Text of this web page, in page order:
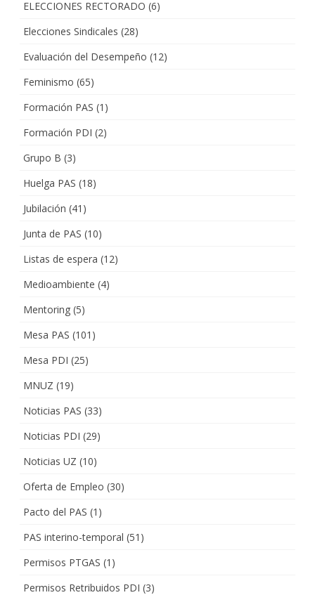
ELECCIONES RECTORADO (6)
Elecciones Sindicales (28)
Evaluación del Desempeño (12)
Feminismo (65)
Formación PAS (1)
Formación PDI (2)
Grupo B (3)
Huelga PAS (18)
Jubilación (41)
Junta de PAS (10)
Listas de espera (12)
Medioambiente (4)
Mentoring (5)
Mesa PAS (101)
Mesa PDI (25)
MNUZ (19)
Noticias PAS (33)
Noticias PDI (29)
Noticias UZ (10)
Oferta de Empleo (30)
Pacto del PAS (1)
PAS interino-temporal (51)
Permisos PTGAS (1)
Permisos Retribuidos PDI (3)